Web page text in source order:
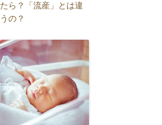
たら？「流産」とは違
うの？